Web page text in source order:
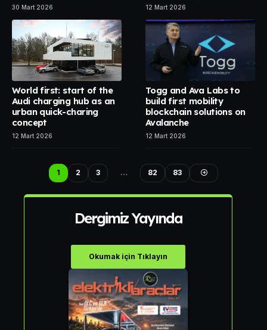
30 Mart 2026 12 Mart 2026
World first: start of the
Audi charging hub as an
urban quick-charing
concept
12 Mart 2026
Togg and Ava Labs to
build first mobility
blockchain solutions on
Avalanche
12 Mart 2026
1 2 3 … 82 83
Dergimiz Yayında
Okumak için Tıklayın